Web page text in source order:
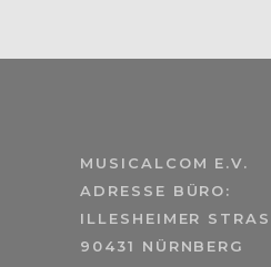
MUSICALCOM E.V.
ADRESSE BÜRO:
ILLESHEIMER
90431 NÜRNBERG